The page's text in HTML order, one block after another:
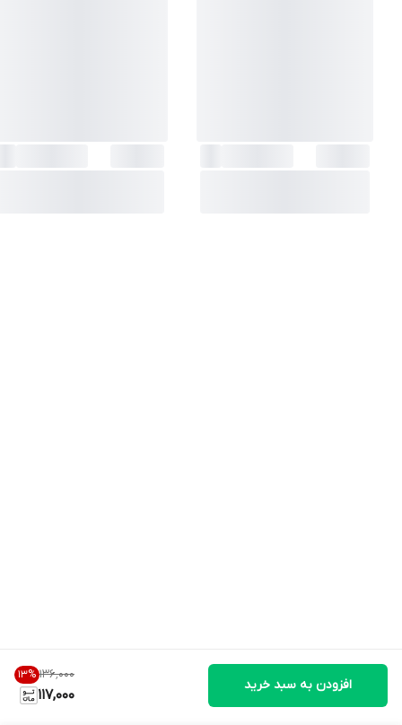
۱۳۶٬۰۰۰ 13%
117,000
افزودن به سبد خرید